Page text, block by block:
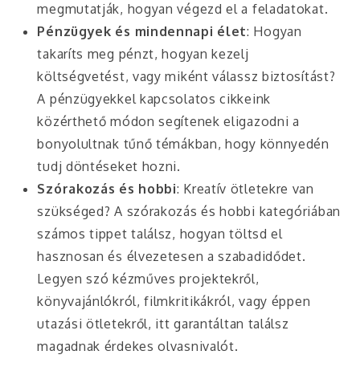
megmutatják, hogyan végezd el a feladatokat.
Pénzügyek és mindennapi élet: Hogyan
takaríts meg pénzt, hogyan kezelj
költségvetést, vagy miként válassz biztosítást?
A pénzügyekkel kapcsolatos cikkeink
közérthető módon segítenek eligazodni a
bonyolultnak tűnő témákban, hogy könnyedén
tudj döntéseket hozni.
Szórakozás és hobbi: Kreatív ötletekre van
szükséged? A szórakozás és hobbi kategóriában
számos tippet találsz, hogyan töltsd el
hasznosan és élvezetesen a szabadidődet.
Legyen szó kézműves projektekről,
könyvajánlókról, filmkritikákról, vagy éppen
utazási ötletekről, itt garantáltan találsz
magadnak érdekes olvasnivalót.